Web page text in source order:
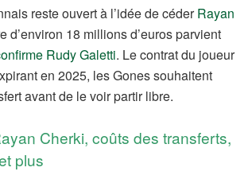
reste ouvert à l’idée de céderRayan
d’environ 18 millions d’euros parvient
Rudy Galetti. Le contrat du joueur
en 2025, les Gones souhaitent
avant de le voir partir libre.
Cherki, coûts des transferts,
plus